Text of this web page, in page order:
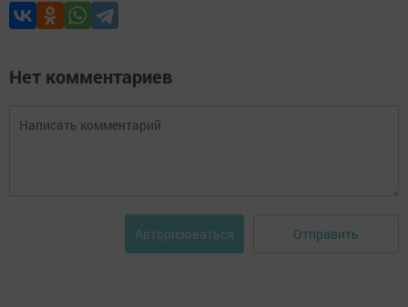
Нет комментариев
Авторизоваться Отправить